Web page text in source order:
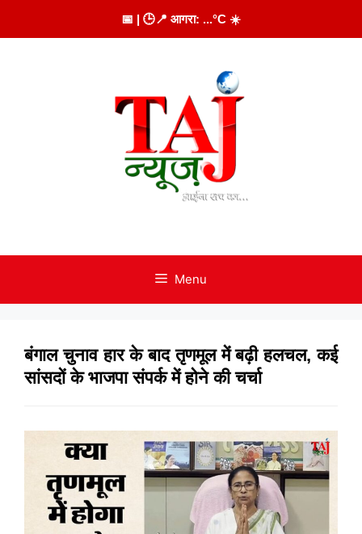
to
📅 | 🕒📍 आगरा: ...°C ☀️
Menu
बंगाल चुनाव हार के बाद तृणमूल में बढ़ी हलचल, कई
सांसदों के भाजपा संपर्क में होने की चर्चा